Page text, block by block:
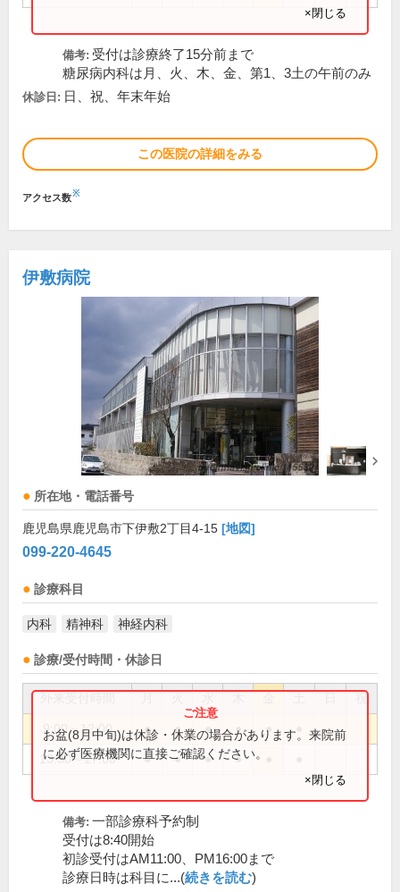
×閉じる
備考: 受付は診療終了15分前まで
糖尿病内科は月、火、木、金、第1、3土の午前のみ
休診日: 日、祝、年末年始
この医院の詳細をみる
アクセス数※
伊敷病院
所在地・電話番号
鹿児島県鹿児島市下伊敷2丁目4-15 [地図]
099-220-4645
診療科目
内科 精神科 神経内科
診療/受付時間・休診日
祝
9:00～12:00 ● ● ● ● ●
13:30～17:00 ● ● ● ●
お盆(8月中旬)は休診・休業の場合があります。来院前
に必ず医療機関に直接ご確認ください。
×閉じる
備考: 一部診療科予約制
受付は8:40開始
初診受付はAM11:00、PM16:00まで
診療日時は科目に...(続きを読む)